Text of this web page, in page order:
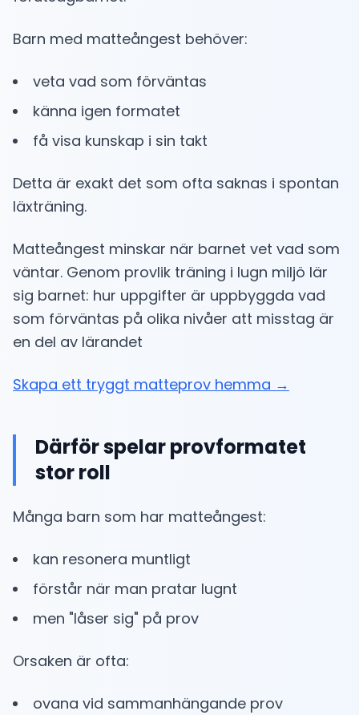
Barn med matteångest behöver:
veta vad som förväntas
känna igen formatet
få visa kunskap i sin takt
Detta är exakt det som ofta saknas i spontan
läxträning.
Matteångest minskar när barnet vet vad som
väntar. Genom provlik träning i lugn miljö lär
sig barnet: hur uppgifter är uppbyggda vad
som förväntas på olika nivåer att misstag är
en del av lärandet
Skapa ett tryggt matteprov hemma →
Därför spelar provformatet
stor roll
Många barn som har matteångest:
kan resonera muntligt
förstår när man pratar lugnt
men "låser sig" på prov
Orsaken är ofta:
ovana vid sammanhängande prov